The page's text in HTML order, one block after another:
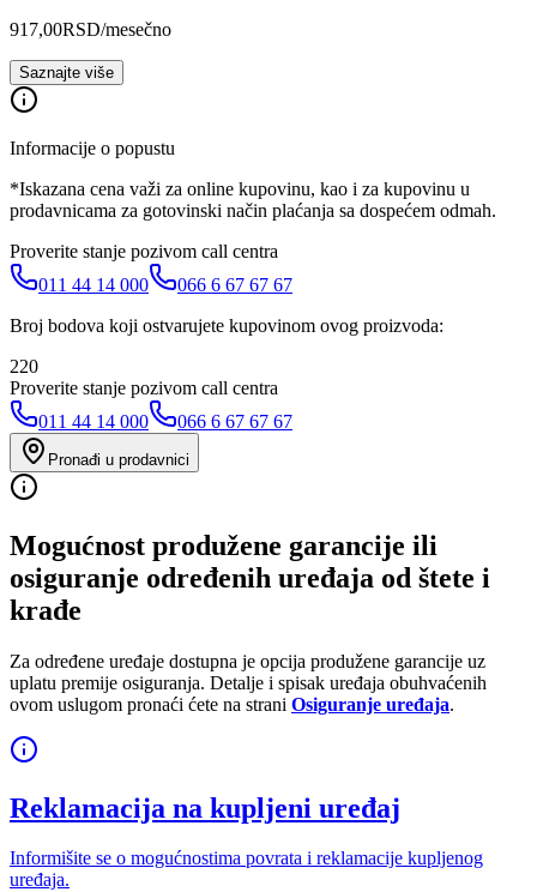
917,00RSD/mesečno
Saznajte više
Informacije o popustu
*Iskazana cena važi za online kupovinu, kao i za kupovinu u
prodavnicama za gotovinski način plaćanja sa dospećem odmah.
Proverite stanje pozivom call centra
011 44 14 000
066 6 67 67 67
Broj bodova koji ostvarujete kupovinom ovog proizvoda:
220
Proverite stanje pozivom call centra
011 44 14 000
066 6 67 67 67
Pronađi u prodavnici
Mogućnost produžene garancije ili
osiguranje određenih uređaja od štete i
krađe
Za određene uređaje dostupna je opcija produžene garancije uz
uplatu premije osiguranja. Detalje i spisak uređaja obuhvaćenih
ovom uslugom pronaći ćete na strani Osiguranje uređaja.
Reklamacija na kupljeni uređaj
Informišite se o mogućnostima povrata i reklamacije kupljenog
uređaja.